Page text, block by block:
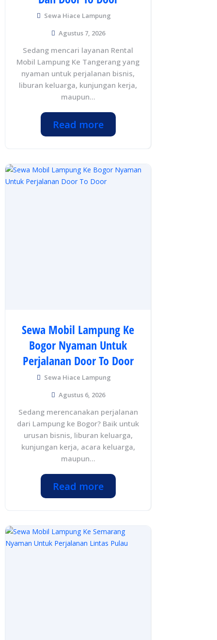
Sewa Hiace Lampung
Agustus 7, 2026
Sedang mencari layanan Rental
Mobil Lampung Ke Tangerang yang
nyaman untuk perjalanan bisnis,
liburan keluarga, kunjungan kerja,
maupun...
Read more
Sewa Mobil Lampung Ke
Bogor Nyaman Untuk
Perjalanan Door To Door
Sewa Hiace Lampung
Agustus 6, 2026
Sedang merencanakan perjalanan
dari Lampung ke Bogor? Baik untuk
urusan bisnis, liburan keluarga,
kunjungan kerja, acara keluarga,
maupun...
Read more